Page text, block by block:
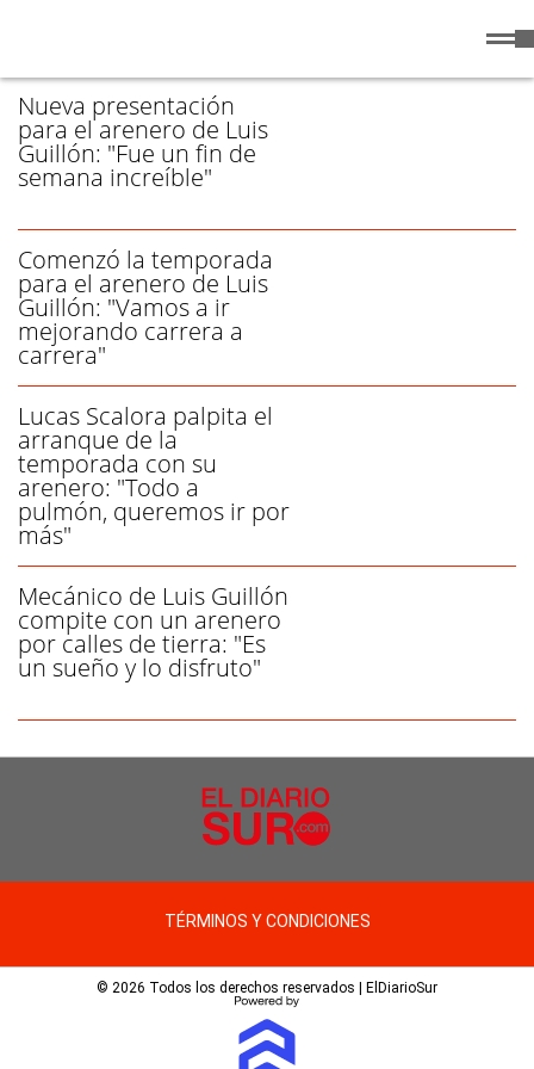
Nueva presentación
para el arenero de Luis
Guillón: "Fue un fin de
semana increíble"
Comenzó la temporada
para el arenero de Luis
Guillón: "Vamos a ir
mejorando carrera a
carrera"
Lucas Scalora palpita el
arranque de la
temporada con su
arenero: "Todo a
pulmón, queremos ir por
más"
Mecánico de Luis Guillón
compite con un arenero
por calles de tierra: "Es
un sueño y lo disfruto"
TÉRMINOS Y CONDICIONES
© 2026 Todos los derechos reservados | ElDiarioSur